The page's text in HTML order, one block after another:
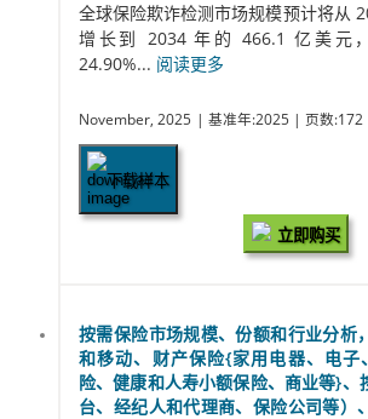
全球保险欺诈检测市场规模预计将从
增长到 2034 年的 466.1 亿美元
24.90%... 阅读更多
November, 2025 | 基准年:2025 | 页数:172
下载样本
立即购买
按需保险市场规模、份额和行业分析
和移动、财产保险{家用电器、电子
险、健康和人寿小额保险、商业等}、
台、经纪人和代理商、保险公司等）